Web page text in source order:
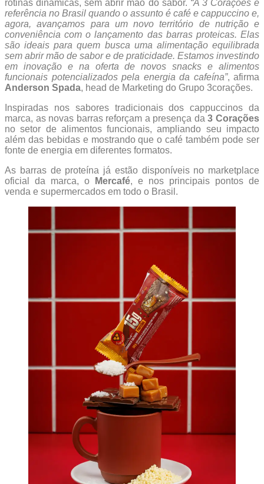
rotinas dinâmicas, sem abrir mão do sabor. “A 3 Corações é
referência no Brasil quando o assunto é café e cappuccino e,
agora, avançamos para um novo território de nutrição e
conveniência com o lançamento das barras proteicas. Elas
são ideais para quem busca uma alimentação equilibrada
sem abrir mão de sabor e de praticidade. Estamos investindo
em inovação e na oferta de novos snacks e alimentos
funcionais potencializados pela energia da cafeína”, afirma
Anderson Spada, head de Marketing do Grupo 3corações.
Inspiradas nos sabores tradicionais dos cappuccinos da
marca, as novas barras reforçam a presença da3 Corações
no setor de alimentos funcionais, ampliando seu impacto
além das bebidas e mostrando que o café também pode ser
fonte de energia em diferentes formatos.
As barras de proteína já estão disponíveis no marketplace
oficial da marca, o
Mercafé, e nos principais pontos de
venda e supermercados em todo o Brasil.